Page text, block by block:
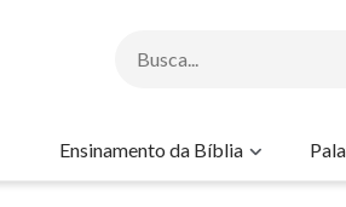
Ensinamento da Bíblia